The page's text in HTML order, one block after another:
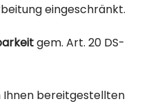
eingeschränkt.
gem. Art. 20 DS-
Ihnen bereitgestellten